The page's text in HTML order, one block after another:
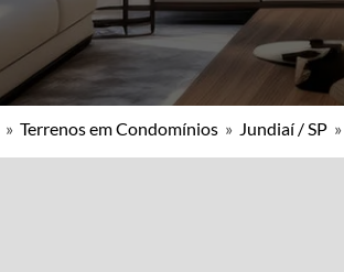
» Terrenos em Condomínios » Jundiaí / SP »